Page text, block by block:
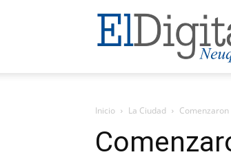
El
Digital
Neuquen
Inicio La Ciudad